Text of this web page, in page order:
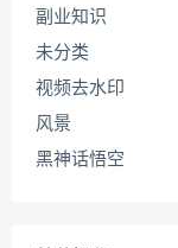
副业知识
未分类
视频去水印
风景
黑神话悟空